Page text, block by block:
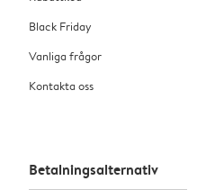
Black Friday
Vanliga frågor
Kontakta oss
Betalningsalternativ